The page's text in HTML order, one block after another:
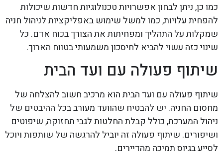
כמו כן, ניתן לבחון אפשרויות טכנולוגיות חדשות שיכולות
להפחית עלויות, כמו למשל שימוש באפליקציות לניהול חניה
שמקלות על התהליך ומפחיתות את הצורך בכוח אדם. כל
שינוי כזה עשוי להביא לחיסכון משמעותי בטווח הארוך.
שיתוף פעולה עם ועד הבית
שיתוף פעולה עם ועד הבית הוא מרכיב חשוב להצלחה של
מחסום החניה. יש להבטיח שהוועד מעורב בכל ההיבטים של
ניהול המערכת, כולל קבלת החלטות לגבי תחזוקה, שיפוטים
ושיפורים. שיתוף פעולה זה יוביל להרגשה של שותפות ויוכל
לסייע בגיוס תמיכה מהדיירים.